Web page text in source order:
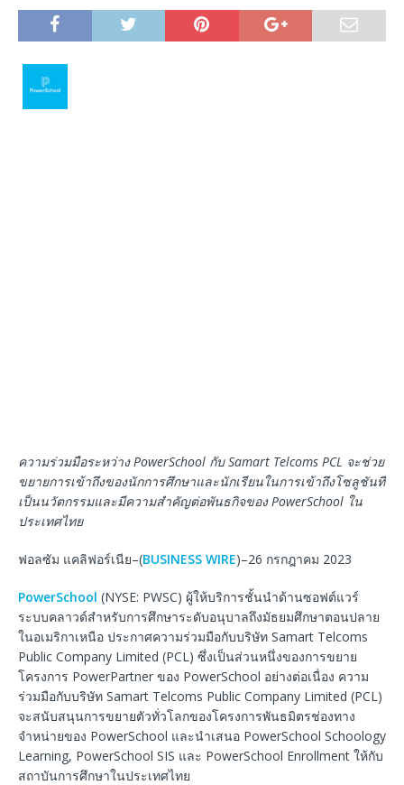
ความร่วมมือระหว่าง PowerSchool กับSamart Telcoms PCL จะช่วย
ขยายการเข้าถึงของนักการศึกษาและนักเรียนในการเข้าถึงโซลูชันที่
เป็นนวัตกรรมและมีความสำคัญต่อพันธกิจของ PowerSchool ใน
ประเทศไทย
ฟอลซัม แคลิฟอร์เนีย–(BUSINESS WIRE)–26 กรกฎาคม 2023
PowerSchool (NYSE: PWSC) ผู้ให้บริการชั้นนำด้านซอฟต์แวร์
ระบบคลาวด์สำหรับการศึกษาระดับอนุบาลถึงมัธยมศึกษาตอนปลาย
ในอเมริกาเหนือ ประกาศความร่วมมือกับบริษัท Samart Telcoms
Public Company Limited (PCL) ซึ่งเป็นส่วนหนึ่งของการขยาย
โครงการ PowerPartner ของ PowerSchool อย่างต่อเนื่อง ความ
ร่วมมือกับบริษัท Samart Telcoms Public Company Limited (PCL)
จะสนับสนุนการขยายตัวทั่วโลกของโครงการพันธมิตรช่องทาง
จำหน่ายของ PowerSchool และนำเสนอ PowerSchool Schoology
Learning, PowerSchool SIS และ PowerSchool Enrollment ให้กับ
สถาบันการศึกษาในประเทศไทย